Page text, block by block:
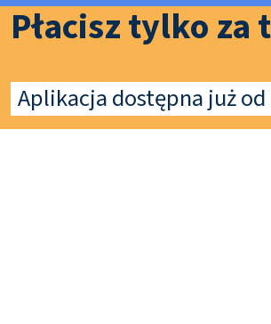
Płacisz tylko
Aplikacja dostępna już od